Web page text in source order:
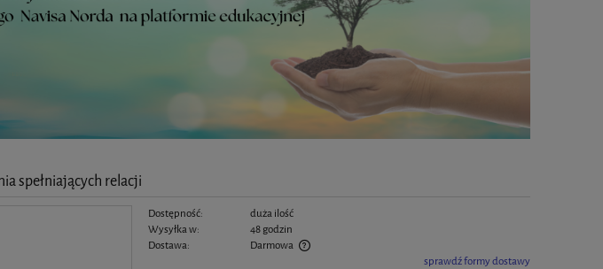
spełniających relacji
Dostępność:
duża ilość
Wysyłka w:
48 godzin
Dostawa:
Darmowa
sprawdź formy dostawy